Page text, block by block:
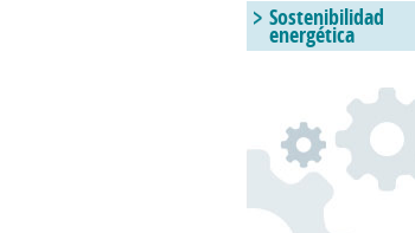
Sostenibilidad
energética